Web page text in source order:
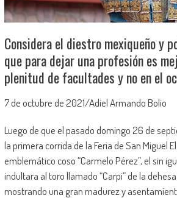
Considera el diestro mexiqueño y
que para dejar una profesión es
plenitud de facultades y no en el
7 de octubre de 2021/Adiel Armando Bolio
Luego de que el pasado domingo 26 de
la primera corrida de la Feria de San Miguel
emblemático coso “Carmelo Pérez”, el sin
indultara al toro llamado “Carpi” de la
mostrando una gran madurez y